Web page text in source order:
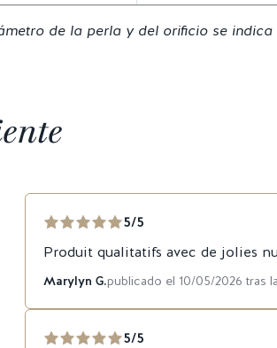
de la perla y del orificio se
5/5
Produit qualitatifs avec de jolies
Marylyn G.publicado el 10/05/2026 tras
5/5